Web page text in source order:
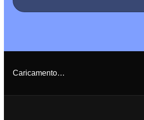
Caricamento…